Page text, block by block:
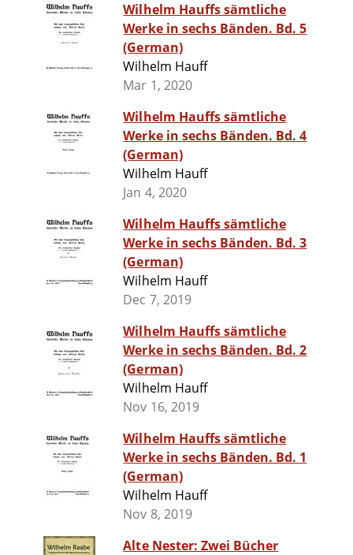
Wilhelm Hauffs sämtliche
Werke in sechs Bänden. Bd. 5
(German)
Wilhelm Hauff
Mar 1, 2020
Wilhelm Hauffs sämtliche
Werke in sechs Bänden. Bd. 4
(German)
Wilhelm Hauff
Jan 4, 2020
Wilhelm Hauffs sämtliche
Werke in sechs Bänden. Bd. 3
(German)
Wilhelm Hauff
Dec 7, 2019
Wilhelm Hauffs sämtliche
Werke in sechs Bänden. Bd. 2
(German)
Wilhelm Hauff
Nov 16, 2019
Wilhelm Hauffs sämtliche
Werke in sechs Bänden. Bd. 1
(German)
Wilhelm Hauff
Nov 8, 2019
Alte Nester: Zwei Bücher